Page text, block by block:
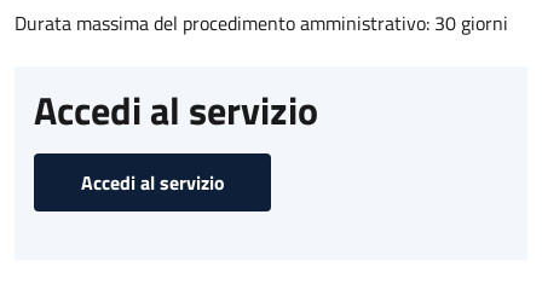
Durata massima del procedimento amministrativo: 30 giorni
Accedi al servizio
Accedi al servizio